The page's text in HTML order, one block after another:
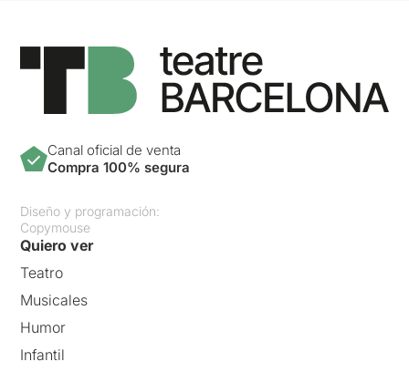
Canal oficial de venta
Compra 100% segura
Diseño y programación:
Copymouse
Quiero ver
Teatro
Musicales
Humor
Infantil